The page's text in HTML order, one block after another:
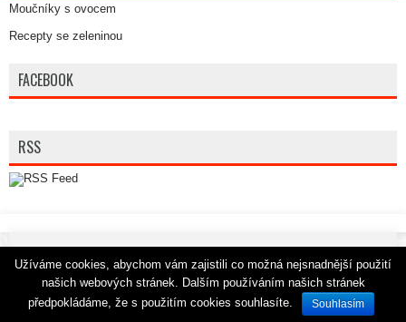
Moučníky s ovocem
Recepty se zeleninou
FACEBOOK
RSS
souhlasu ZAKÁZÁNO.
Powered byWordPress
Užíváme cookies, abychom vám zajistili co možná nejsnadnější použití
našich webových stránek. Dalším používáním našich stránek
předpokládáme, že s použitím cookies souhlasíte.
Souhlasím